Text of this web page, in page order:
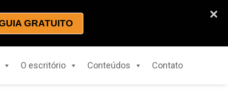
GRATUITO
O escritório Conteúdos Contato